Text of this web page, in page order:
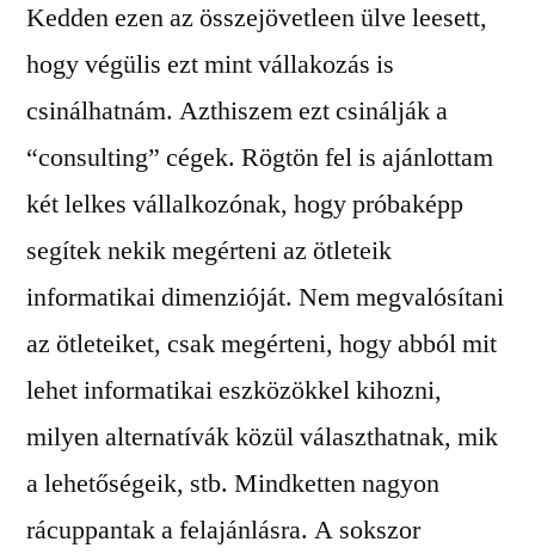
Kedden ezen az összejövetleen ülve leesett,
hogy végülis ezt mint vállakozás is
csinálhatnám. Azthiszem ezt csinálják a
“consulting” cégek. Rögtön fel is ajánlottam
két lelkes vállalkozónak, hogy próbaképp
segítek nekik megérteni az ötleteik
informatikai dimenzióját. Nem megvalósítani
az ötleteiket, csak megérteni, hogy abból mit
lehet informatikai eszközökkel kihozni,
milyen alternatívák közül választhatnak, mik
a lehetőségeik, stb. Mindketten nagyon
rácuppantak a felajánlásra. A sokszor